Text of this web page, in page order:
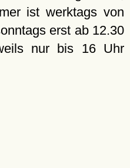
ist werktags von
erst ab 12.30
nur bis 16 Uhr